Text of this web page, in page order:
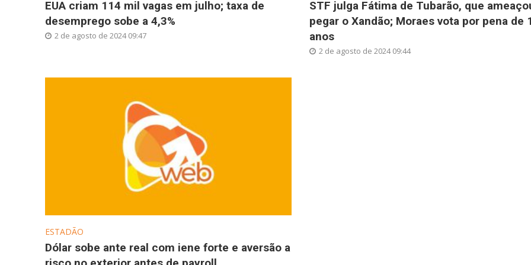
EUA criam 114 mil vagas em julho; taxa de
desemprego sobe a 4,3%
2 de agosto de 2024 09:47
STF julga Fátima de Tubarão, que
pegar o Xandão; Moraes vota por pena de
anos
2 de agosto de 2024 09:44
ESTADÃO
Dólar sobe ante real com iene forte e aversão a